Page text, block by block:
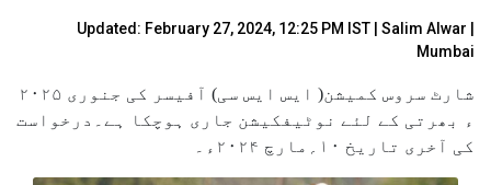
Updated: February 27, 2024, 12:25 PM IST | Salim Alwar |
Mumbai
شارٹ سروس کمیشن( ایس ایس سی) آفیسر کی جنوری ۲۰۲۵
ء بھرتی کے لئے نوٹیفکیشن جاری ہوچکا ہے۔درخواست
کی آخری تاریخ ۱۰؍مارچ ۲۰۲۴ء۔